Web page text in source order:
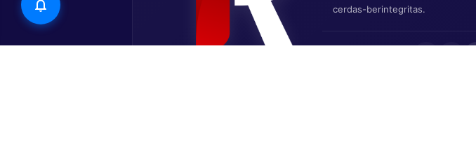
cerdas-berintegritas.